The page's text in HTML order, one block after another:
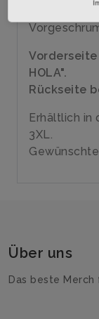
HOLA".
Rückseite
Erhältlich in
3XL.
Über uns
Das beste